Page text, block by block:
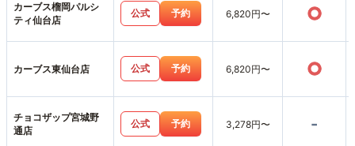
カーブス榴岡パルシ
ティ仙台店
公式 予約 6,820円〜 ○
カーブス東仙台店 公式 予約 6,820円〜 ○
チョコザップ宮城野
通店
公式 予約 3,278円〜 -